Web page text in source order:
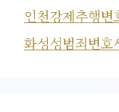
인천강제추행
화성성범죄변